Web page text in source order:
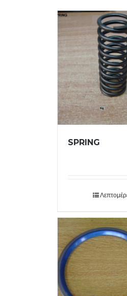
SPRING